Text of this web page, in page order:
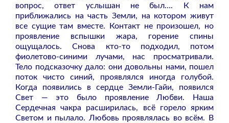
вопрос, ответ услышан не был…. К нам
приближались на часть Земли, на котором живут
все сущие там вместе. Контакт не произошел, но
проявление вспышки жара, горение
спины
ощущалось. Снова кто-то подходил, потом
фиолетово-синими лучами, нас просматривали.
Тело подсказочку дало: они довольны нами, пошел
поток чисто синий, проявлялся иногда голубой.
Когда появились в сердце Земли-Гайи, появился
Свет — это было проявление Любви. Наша
Сердечная чакра расширилась, всё горело ярким
Светом и пылало. Любовь проявлялась во всём. В